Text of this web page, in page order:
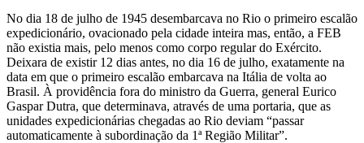
No dia 18 de julho de 1945 desembarcava no Rio o primeiro escalão
expedicionário, ovacionado pela cidade inteira mas, então, a FEB
não existia mais, pelo menos como corpo regular do Exército.
Deixara de existir 12 dias antes, no dia 16 de julho, exatamente na
data em que o primeiro escalão embarcava na Itália de volta ao
Brasil. À providência fora do ministro da Guerra, general Eurico
Gaspar Dutra, que determinava, através de uma portaria, que as
unidades expedicionárias chegadas ao Rio deviam “passar
automaticamente à subordinação da 1ª Região Militar”.